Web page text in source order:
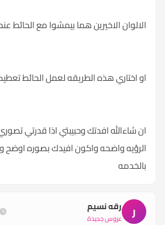
الالوان الاخيرين هما بيمشوا مع الحائط
او اختاري هذه الطريقه لعمل الحائط
ان شاءالله افدتك وحبيبتي اذا قدرتي
الرؤيه واضحه واكون افيدك بصوره اوضح
بالخدمه
ر رقه نسيم
عروس جديدة